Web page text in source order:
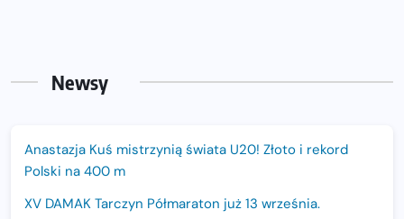
Newsy
Anastazja Kuś mistrzynią świata U20! Złoto i rekord
Polski na 400 m
XV DAMAK Tarczyn Półmaraton już 13 września.